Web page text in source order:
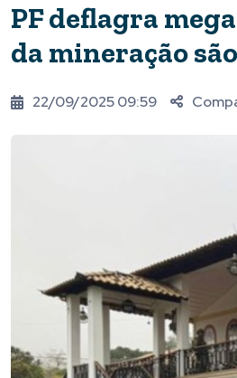
PF deflagra
da mineração
22/09/2025 09:59